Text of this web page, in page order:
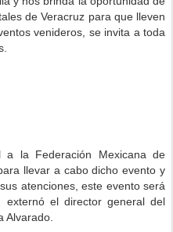
de Veracruz para que lleven
venideros, se invita a toda
a la Federación Mexicana de
llevar a cabo dicho evento y
atenciones, este evento será
externó el director general del
Alvarado.